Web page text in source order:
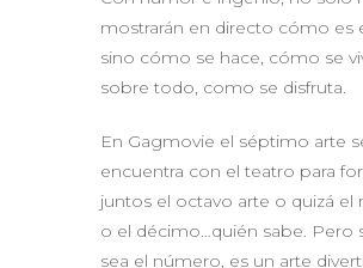
mostrarán en directo cómo es
sino cómo se hace, cómo se
sobre todo, como se disfruta.
En Gagmovie el séptimo arte
encuentra con el teatro para
juntos el octavo arte o quizá el
o el décimo…quién sabe. Pero
sea el número, es un arte